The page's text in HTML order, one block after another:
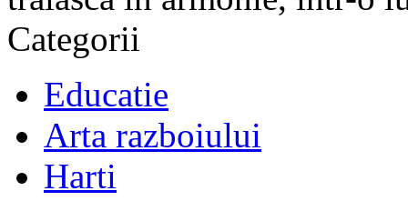
Categorii
Educatie
Arta razboiului
Harti